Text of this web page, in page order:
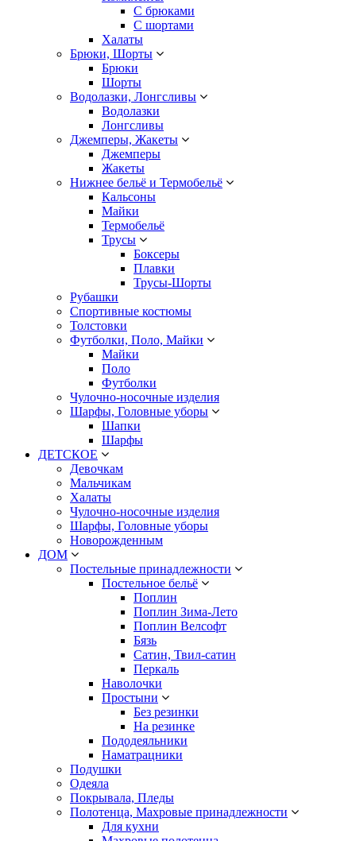
С брюками
С шортами
Халаты
Брюки, Шорты
Брюки
Шорты
Водолазки, Лонгсливы
Водолазки
Лонгсливы
Джемперы, Жакеты
Джемперы
Жакеты
Нижнее бельё и Термобельё
Кальсоны
Майки
Термобельё
Трусы
Боксеры
Плавки
Трусы-Шорты
Рубашки
Спортивные костюмы
Толстовки
Футболки, Поло, Майки
Майки
Поло
Футболки
Чулочно-носочные изделия
Шарфы, Головные уборы
Шапки
Шарфы
ДЕТСКОЕ
Девочкам
Мальчикам
Халаты
Чулочно-носочные изделия
Шарфы, Головные уборы
Новорожденным
ДОМ
Постельные принадлежности
Постельное бельё
Поплин
Поплин Зима-Лето
Поплин Велсофт
Бязь
Сатин, Твил-сатин
Перкаль
Наволочки
Простыни
Без резинки
На резинке
Пододеяльники
Наматрацники
Подушки
Одеяла
Покрывала, Пледы
Полотенца, Махровые принадлежности
Для кухни